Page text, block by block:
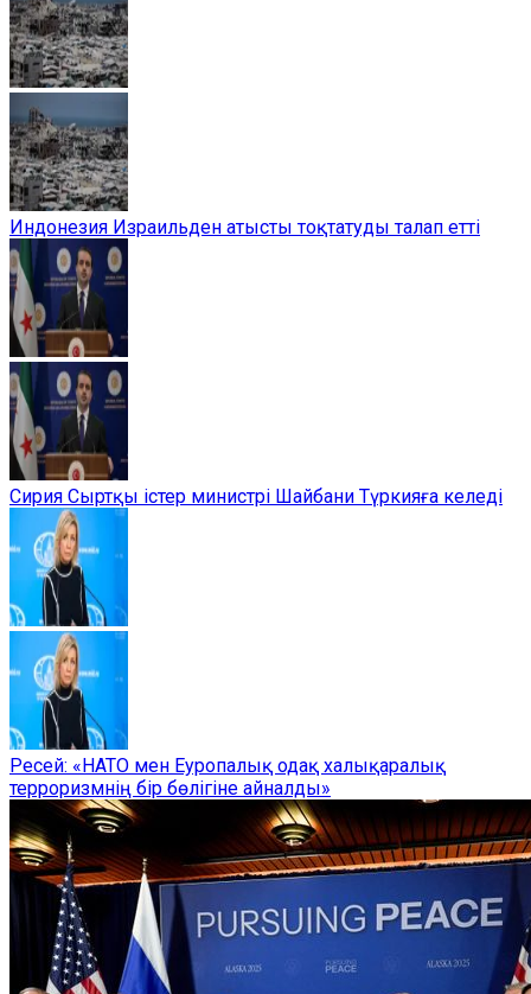
Индонезия Израильден атысты тоқтатуды талап етті
Сирия Сыртқы істер министрі Шайбани Түркияға келеді
Ресей: «НАТО мен Еуропалық одақ халықаралық
терроризмнің бір бөлігіне айналды»